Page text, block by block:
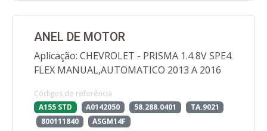
ANEL DE MOTOR
Aplicação: CHEVROLET - PRISMA 1.4 8V SPE4
FLEX MANUAL,AUTOMATICO 2013 A 2016
Códigos de referência
A155 STD
A0142050 58.288.0401
TA.9021
800111840
ASGM14F